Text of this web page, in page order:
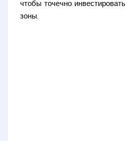
чтобы точечно
зоны.